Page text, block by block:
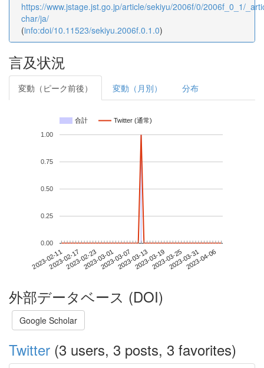
https://www.jstage.jst.go.jp/article/sekiyu/2006f/0/2006f_0_1/
char/ja/
(info:doi/10.11523/sekiyu.2006f.0.1.0)
言及状況
変動（ピーク前後） 変動（月別） 分布
合計 Twitter (通常)
2023-02-112023-02-172023-02-232023-03-012023-03-072023-03-132023-03-192023-03-252023-03-312023-04-06
0.00
0.25
0.50
0.75
1.00
外部データベース (DOI)
Google Scholar
Twitter (3 users, 3 posts, 3 favorites)